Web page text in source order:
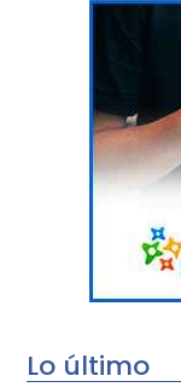
Lo último